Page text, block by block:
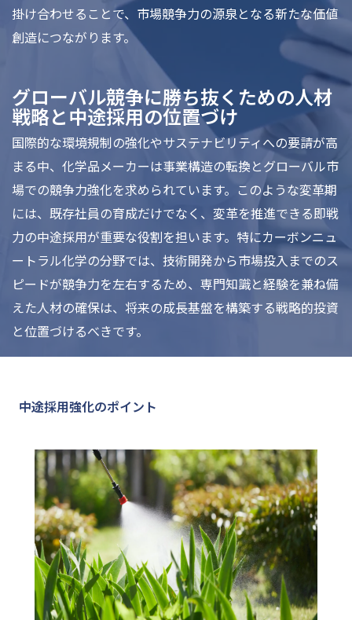
掛け合わせることで、市場競争力の源泉となる新たな価値
創造につながります。
グローバル競争に勝ち抜くための人材
戦略と中途採用の位置づけ
国際的な環境規制の強化やサステナビリティへの要請が高
まる中、化学品メーカーは事業構造の転換とグローバル市
場での競争力強化を求められています。このような変革期
には、既存社員の育成だけでなく、変革を推進できる即戦
力の中途採用が重要な役割を担います。特にカーボンニュ
ートラル化学の分野では、技術開発から市場投入までのス
ピードが競争力を左右するため、専門知識と経験を兼ね備
えた人材の確保は、将来の成長基盤を構築する戦略的投資
と位置づけるべきです。
中途採用強化のポイント